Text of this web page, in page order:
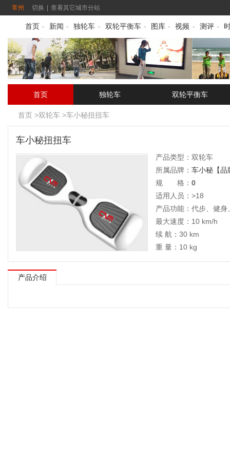
常州 切换 查看其它城市分站
首页 - 新闻 - 独轮车 - 双轮平衡车 - 图库 - 视频 - 测评 -
首页 独轮车 双轮平衡车
首页 >双轮车 >车小秘扭扭车
车小秘扭扭车
产品类型： 双轮车
所属品牌： 车小秘 【
规 格： 0
适用人员：>18
产品功能：代步、健身
最大速度：10 km/h
续 航：30 km
重 量：10 kg
产品介绍